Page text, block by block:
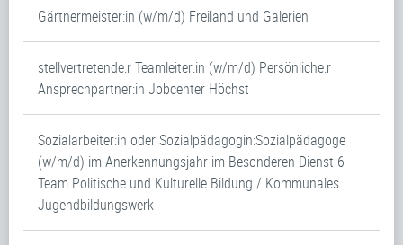
Gärtnermeister:in (w/m/d) Freiland und Galerien
stellvertretende:r Teamleiter:in (w/m/d) Persönliche:r
Ansprechpartner:in Jobcenter Höchst
Sozialarbeiter:in oder Sozialpädagogin:Sozialpädagoge
(w/m/d) im Anerkennungsjahr im Besonderen Dienst 6 -
Team Politische und Kulturelle Bildung / Kommunales
Jugendbildungswerk